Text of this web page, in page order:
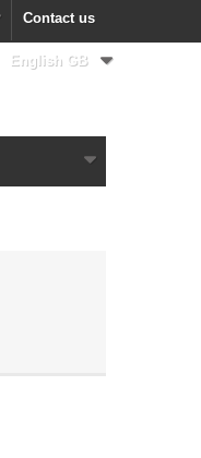
Contact us
English GB